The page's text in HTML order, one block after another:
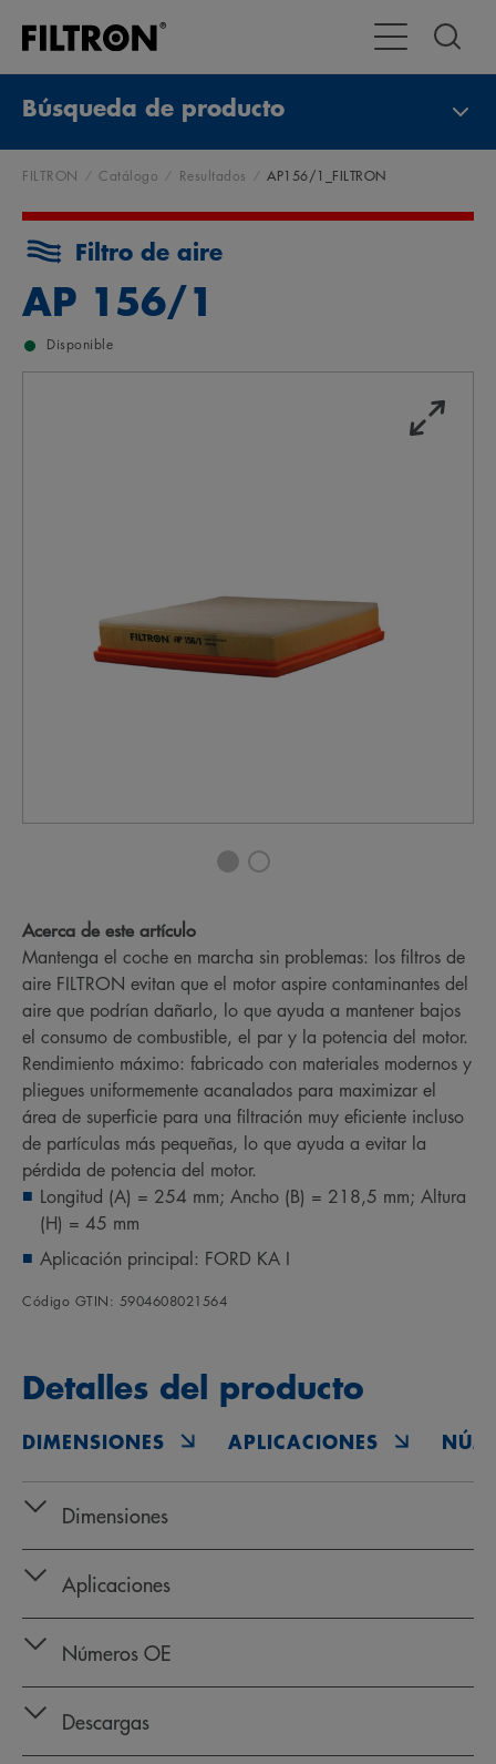
Alternar
Búsqueda de producto
FILTRON Catálogo Resultados AP156/1_FILTRON
Filtro de aire
AP 156/1
Disponible
Acerca de este artículo
Mantenga el coche en marcha sin problemas: los filtros de
aire FILTRON evitan que el motor aspire contaminantes del
aire que podrían dañarlo, lo que ayuda a mantener bajos
el consumo de combustible, el par y la potencia del motor.
Rendimiento máximo: fabricado con materiales modernos y
pliegues uniformemente acanalados para maximizar el
área de superficie para una filtración muy eficiente incluso
de partículas más pequeñas, lo que ayuda a evitar la
pérdida de potencia del motor.
Longitud (A) = 254 mm; Ancho (B) = 218,5 mm; Altura
(H) = 45 mm
Aplicación principal: FORD KA I
Código GTIN: 5904608021564
Detalles del producto
DIMENSIONES APLICACIONES
Dimensiones
Aplicaciones
Números OE
Descargas